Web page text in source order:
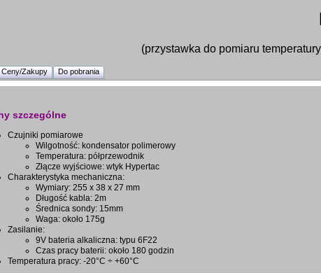
(przystawka do pomiaru
Ceny/Zakupy Do pobrania
szczególne
Czujniki pomiarowe
Wilgotność: kondensator polimerowy
Temperatura: półprzewodnik
Złącze wyjściowe: wtyk Hypertac
Charakterystyka mechaniczna:
Wymiary: 255 x 38 x 27 mm
Długość kabla: 2m
Średnica sondy: 15mm
Waga: około 175g
Zasilanie:
9V bateria alkaliczna: typu 6F22
Czas pracy baterii: około 180 godzin
Temperatura pracy: -20°C ÷ +60°C